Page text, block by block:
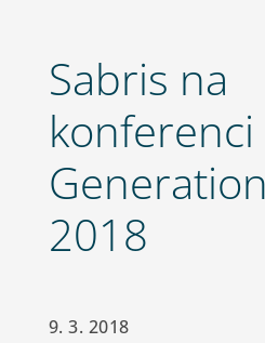
Sabris na
2018
9. 3. 2018